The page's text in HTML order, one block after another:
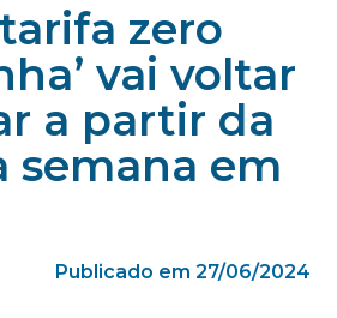
zero
vai voltar
a partir da
semana em
Publicado em 27/06/2024